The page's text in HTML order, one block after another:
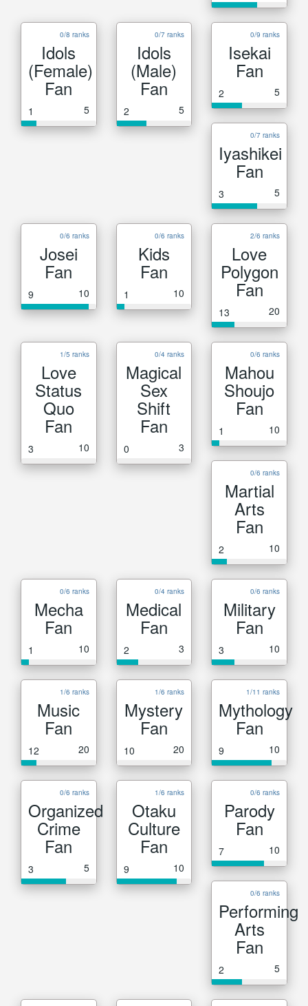
0/8 ranks
Idols
(Female)
Fan
1 5
0/7 ranks
Idols
(Male)
Fan
2 5
0/9 ranks
Isekai
Fan
2 5
0/7 ranks
Iyashikei
Fan
3 5
0/6 ranks
Josei
Fan
9 10
0/6 ranks
Kids
Fan
1 10
2/6 ranks
Love
Polygon
Fan
13 20
1/5 ranks
Love
Status
Quo
Fan
3 10
0/4 ranks
Magical
Sex
Shift
Fan
0 3
0/6 ranks
Mahou
Shoujo
Fan
1 10
0/6 ranks
Martial
Arts
Fan
2 10
0/6 ranks
Mecha
Fan
1 10
0/4 ranks
Medical
Fan
2 3
0/6 ranks
Military
Fan
3 10
1/6 ranks
Music
Fan
12 20
1/6 ranks
Mystery
Fan
10 20
1/11 ranks
Mythology
Fan
9 10
0/6 ranks
Organized
Crime
Fan
3 5
1/6 ranks
Otaku
Culture
Fan
9 10
0/6 ranks
Parody
Fan
7 10
0/6 ranks
Performing
Arts
Fan
2 5